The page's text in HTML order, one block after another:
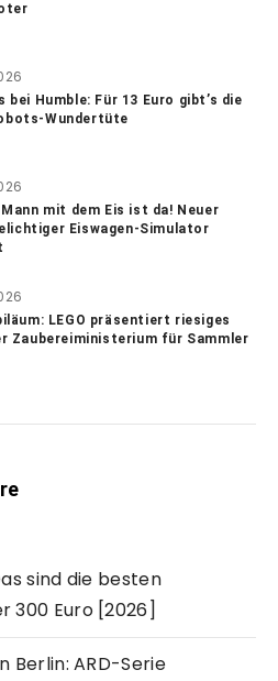
bei Humble: Für 13 Euro gibt’s die
Wundertüte
mit dem Eis ist da! Neuer
Eiswagen-Simulator
LEGO präsentiert riesiges
Zaubereiministerium für Sammler
sind die besten
300 Euro [2026]
Berlin: ARD-Serie